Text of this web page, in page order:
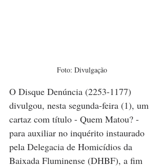
Foto: Divulgação
O Disque Denúncia (2253-1177)
divulgou, nesta segunda-feira (1), um
cartaz com título - Quem Matou? -
para auxiliar no inquérito instaurado
pela Delegacia de Homicídios da
Baixada Fluminense (DHBF), a fim